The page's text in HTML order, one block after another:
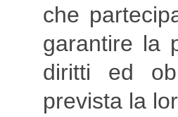
che
garantire la
diritti ed
prevista la